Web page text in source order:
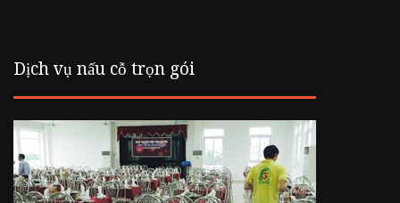
Dịch vụ nấu cỗ trọn gói